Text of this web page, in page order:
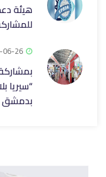
هيئة
للمشاركة
06-26
بدمشق